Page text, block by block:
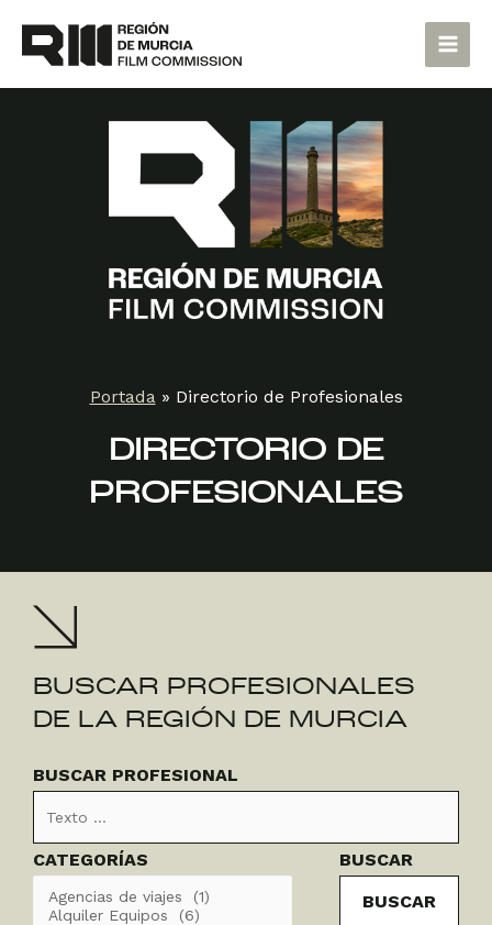
contenido
Main
Portada » Directorio de Profesionales
DIRECTORIO DE
PROFESIONALES
BUSCAR PROFESIONALES
DE LA REGIÓN DE MURCIA
BUSCAR PROFESIONAL
Buscar
Profesional
CATEGORÍAS
Categorías
BUSCAR